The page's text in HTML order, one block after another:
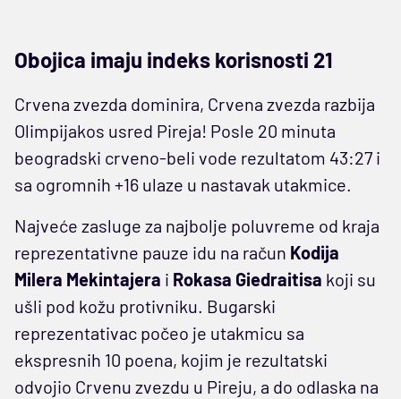
Obojica imaju indeks korisnosti 21
Crvena zvezda dominira, Crvena zvezda razbija
Olimpijakos usred Pireja! Posle 20 minuta
beogradski crveno-beli vode rezultatom 43:27 i
sa ogromnih +16 ulaze u nastavak utakmice.
Najveće zasluge za najbolje poluvreme od kraja
reprezentativne pauze idu na račun Kodija
Milera Mekintajera i Rokasa Giedraitisa koji su
ušli pod kožu protivniku. Bugarski
reprezentativac počeo je utakmicu sa
ekspresnih 10 poena, kojim je rezultatski
odvojio Crvenu zvezdu u Pireju, a do odlaska na